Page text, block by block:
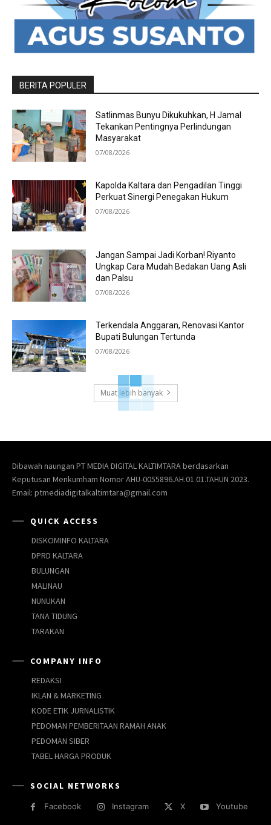
BERITA POPULER
Satlinmas Bunyu Dikukuhkan, H Jamal
Tekankan Pentingnya Perlindungan
Masyarakat
07/08/2026
Kapolda Kaltara dan Pengadilan Tinggi
Perkuat Sinergi Penegakan Hukum
07/08/2026
Jangan Sampai Jadi Korban! Riyanto
Ungkap Cara Mudah Bedakan Uang Asli
dan Palsu
07/08/2026
Terkendala Anggaran, Renovasi Kantor
Bupati Bulungan Tertunda
07/08/2026
Muat lebih banyak
Dibawah naungan PT MEDIA DIGITAL KALTIMTARA berdasarkan
Keputusan Menkumham Nomor AHU-0055896.AH.01.01.TAHUN 2023.
Email: ptmediadigitalkaltimtara@gmail.com
QUICK ACCESS
DISKOMINFO KALTARA
DPRD KALTARA
BULUNGAN
MALINAU
NUNUKAN
TANA TIDUNG
TARAKAN
COMPANY INFO
REDAKSI
IKLAN & MARKETING
KODE ETIK JURNALISTIK
PEDOMAN PEMBERITAAN RAMAH ANAK
PEDOMAN SIBER
TABEL HARGA PRODUK
SOCIAL NETWORKS
Facebook Instagram X Youtube